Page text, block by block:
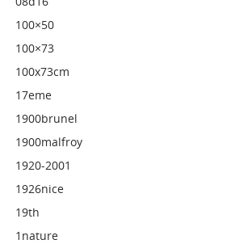
100×50
100×73
100x73cm
17eme
1900brunel
1900malfroy
1920-2001
1926nice
19th
1nature